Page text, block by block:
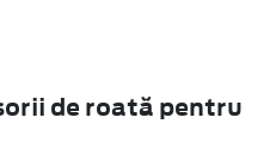
de roată pentru